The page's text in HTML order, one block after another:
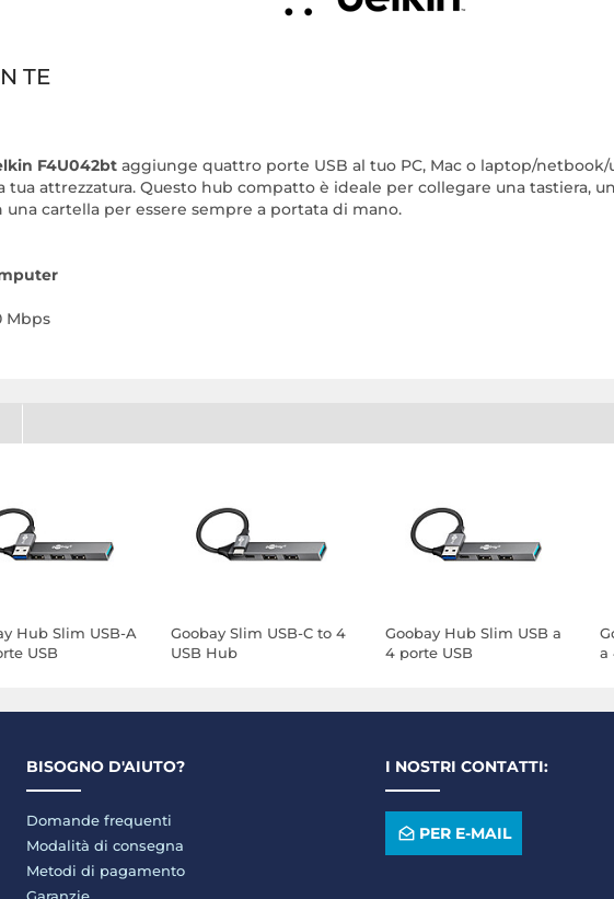
TE
F4U042bt aggiunge quattro porte USB al tuo PC, Mac o laptop/
attrezzatura. Questo hub compatto è ideale per collegare una tastiera,
cartella per essere sempre a portata di mano.
Mbps
Hub Slim USB-A
USB
Goobay Slim USB-C to 4
USB Hub
Goobay Hub Slim USB a
4 porte USB
a
BISOGNO D'AIUTO?
Domande frequenti
Modalità di consegna
Metodi di pagamento
I NOSTRI CONTATTI:
PER E-MAIL